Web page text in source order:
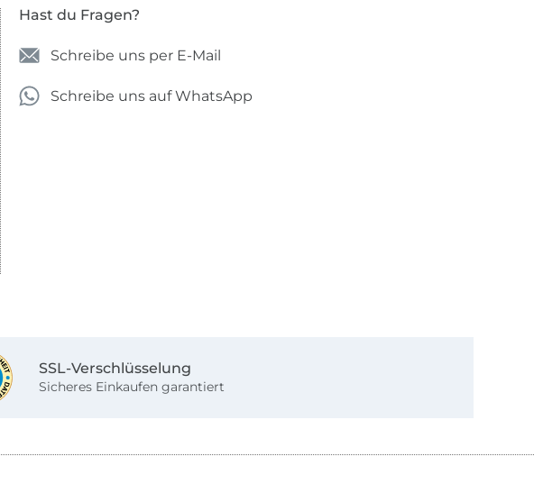
Hast du Fragen?
Schreibe uns per E-Mail
Schreibe uns auf WhatsApp
SSL-Verschlüsselung
Sicheres Einkaufen garantiert